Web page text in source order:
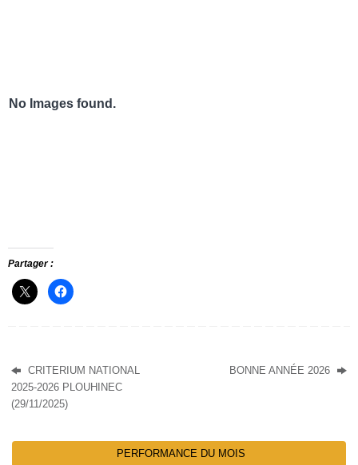
No Images found.
Partager :
CRITERIUM NATIONAL
2025-2026 PLOUHINEC
(29/11/2025)
BONNE ANNÉE 2026
PERFORMANCE DU MOIS